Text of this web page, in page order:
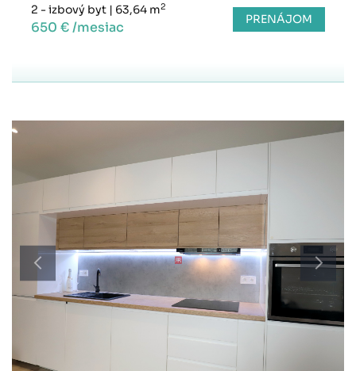
2 - izbový byt | 63,64 m2
650 € /mesiac PRENÁJOM